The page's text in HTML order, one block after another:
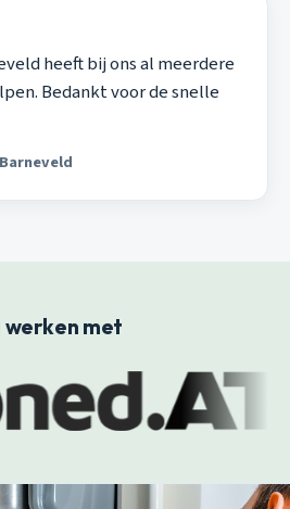
heeft bij ons al meerdere
Bedankt voor de snelle
werken met